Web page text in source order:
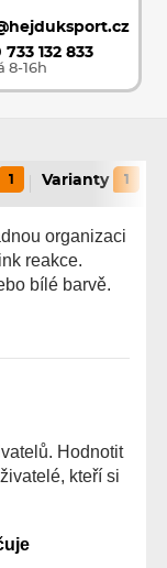
132 833
8-16h
1 Varianty 1
organizaci
reakce.
bílé barvě.
Hodnotit
kteří si